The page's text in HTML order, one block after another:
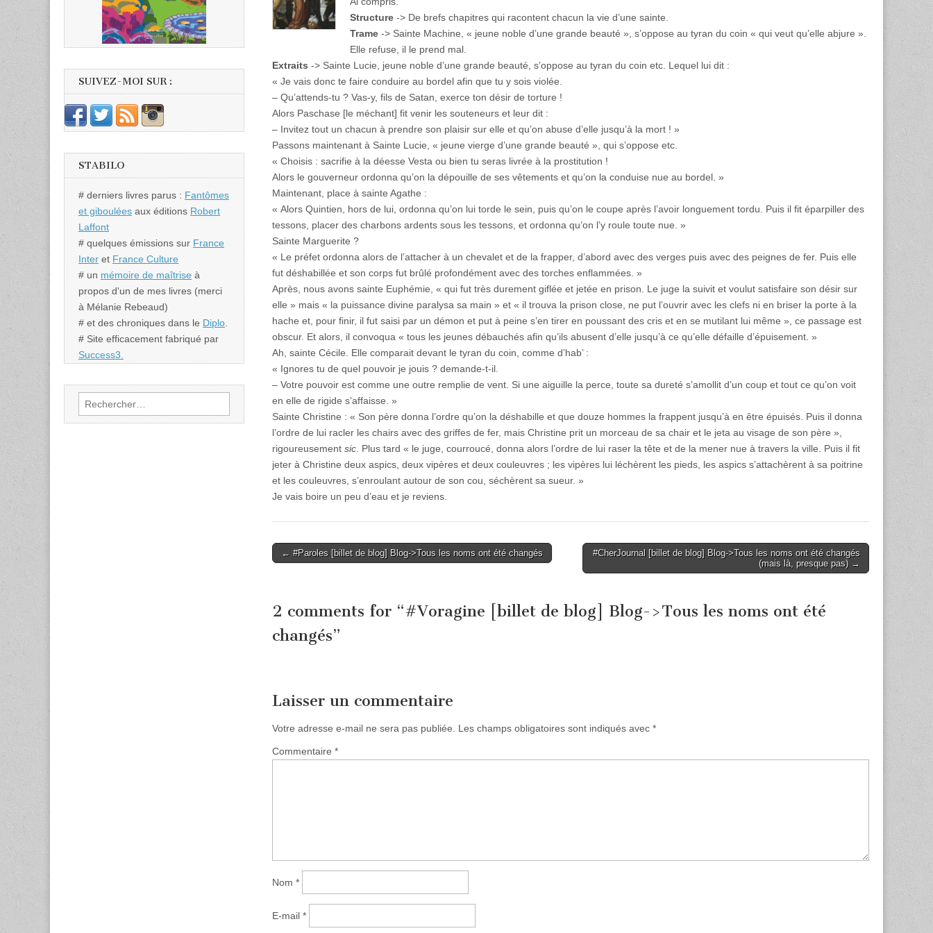
Structure -> De brefs chapitres qui racontent chacun la vie d’une sainte.
Trame -> Sainte Machine, « jeune noble d’une grande beauté », s’oppose au tyran du coin « qui veut qu’elle abjure ».
Elle refuse, il le prend mal.
Extraits -> Sainte Lucie, jeune noble d’une grande beauté, s’oppose au tyran du coin etc. Lequel lui dit :
« Je vais donc te faire conduire au bordel afin que tu y sois violée.
– Qu’attends-tu ? Vas-y, fils de Satan, exerce ton désir de torture !
Alors Paschase [le méchant] fit venir les souteneurs et leur dit :
– Invitez tout un chacun à prendre son plaisir sur elle et qu’on abuse d’elle jusqu’à la mort ! »
Passons maintenant à Sainte Lucie, « jeune vierge d’une grande beauté », qui s’oppose etc.
« Choisis : sacrifie à la déesse Vesta ou bien tu seras livrée à la prostitution !
Alors le gouverneur ordonna qu’on la dépouille de ses vêtements et qu’on la conduise nue au bordel. »
Maintenant, place à sainte Agathe :
« Alors Quintien, hors de lui, ordonna qu’on lui torde le sein, puis qu’on le coupe après l’avoir longuement tordu. Puis il fit éparpiller des
tessons, placer des charbons ardents sous les tessons, et ordonna qu’on l’y roule toute nue. »
Sainte Marguerite ?
« Le préfet ordonna alors de l’attacher à un chevalet et de la frapper, d’abord avec des verges puis avec des peignes de fer. Puis elle
fut déshabillée et son corps fut brûlé profondément avec des torches enflammées. »
Après, nous avons sainte Euphémie, « qui fut très durement giflée et jetée en prison. Le juge la suivit et voulut satisfaire son désir sur
elle » mais « la puissance divine paralysa sa main » et « il trouva la prison close, ne put l’ouvrir avec les clefs ni en briser la porte à la
hache et, pour finir, il fut saisi par un démon et put à peine s’en tirer en poussant des cris et en se mutilant lui même », ce passage est
obscur. Et alors, il convoqua « tous les jeunes débauchés afin qu’ils abusent d’elle jusqu’à ce qu’elle défaille d’épuisement. »
Ah, sainte Cécile. Elle comparait devant le tyran du coin, comme d’hab’ :
« Ignores tu de quel pouvoir je jouis ? demande-t-il.
– Votre pouvoir est comme une outre remplie de vent. Si une aiguille la perce, toute sa dureté s’amollit d’un coup et tout ce qu’on voit
en elle de rigide s’affaisse. »
Sainte Christine : « Son père donna l’ordre qu’on la déshabille et que douze hommes la frappent jusqu’à en être épuisés. Puis il donna
l’ordre de lui racler les chairs avec des griffes de fer, mais Christine prit un morceau de sa chair et le jeta au visage de son père »,
rigoureusement sic . Plus tard « le juge, courroucé, donna alors l’ordre de lui raser la tête et de la mener nue à travers la ville. Puis il fit
jeter à Christine deux aspics, deux vipères et deux couleuvres ; les vipères lui léchèrent les pieds, les aspics s’attachèrent à sa poitrine
et les couleuvres, s’enroulant autour de son cou, séchèrent sa sueur. »
Je vais boire un peu d’eau et je reviens.
Post
← #Paroles [billet de blog] Blog->Tous les noms ont été changés
#CherJournal [billet de blog] Blog->Tous les noms ont été changés
(mais là, presque pas) →
2 comments for “#Voragine [billet de blog] Blog->Tous les noms ont été
changés”
Laisser un commentaire
Votre adresse e-mail ne sera pas publiée. Les champs obligatoires sont indiqués avec *
Commentaire *
Nom *
E-mail *
SUIVEZ-MOI SUR :
STABILO
# derniers livres parus : Fantômes
et giboulées aux éditions Robert
Laffont
# quelques émissions sur France
Inter et France Culture
# un mémoire de maîtrise à
propos d'un de mes livres (merci
à Mélanie Rebeaud)
# et des chroniques dans le Diplo
# Site efficacement fabriqué par
Success3.
Rechercher :